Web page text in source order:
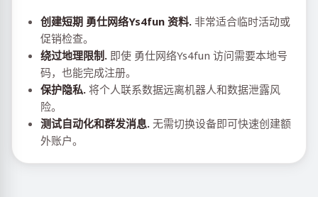
创建短期 勇仕网络Ys4fun 资料. 非常适合临时活动或
促销检查。
绕过地理限制. 即使 勇仕网络Ys4fun 访问需要本地号
码，也能完成注册。
保护隐私. 将个人联系数据远离机器人和数据泄露风
险。
测试自动化和群发消息. 无需切换设备即可快速创建额
外账户。